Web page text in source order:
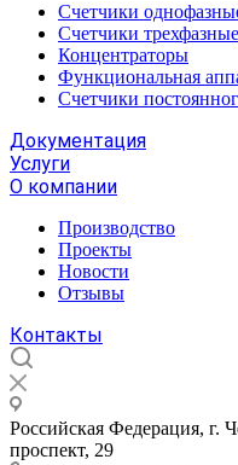
Счетчики
Счетчики трехфазные
Концентраторы
Функциональная
Счетчики
Документация
Услуги
О компании
Производство
Проекты
Новости
Отзывы
Контакты
Российская Федерация, г.
проспект, 29